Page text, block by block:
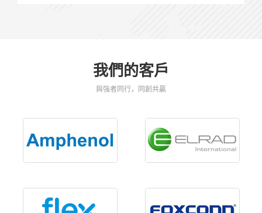
我們的客戶
與強者同行，同創共贏